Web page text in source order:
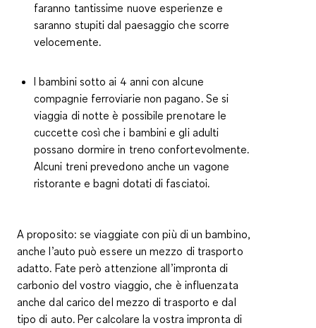
faranno tantissime nuove esperienze e
saranno stupiti dal paesaggio che scorre
velocemente.
I bambini sotto ai 4 anni con alcune
compagnie ferroviarie non pagano. Se si
viaggia di notte è possibileprenotare le
cuccette così che i bambini e gli adulti
possano dormire in treno confortevolmente.
Alcuni treni prevedono anche un vagone
ristorante e bagni dotati di fasciatoi.
A proposito: se viaggiate con più di un bambino,
anche l’auto può essere un mezzo di trasporto
adatto. Fate però attenzione all’impronta di
carbonio del vostro viaggio, che è influenzata
anche dal carico del mezzo di trasporto e dal
tipo di auto. Per calcolare la vostra impronta di